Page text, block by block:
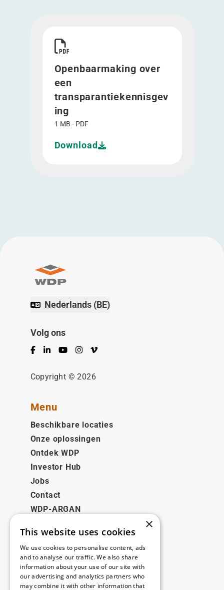
Openbaarmaking over
een
transparantiekennisgev
ing
1 MB - PDF
Download
Nederlands (BE)
Volg ons
Facebook
LinkedInYouTubeInstagram
Vimeo
Copyright © 2026
Menu
Beschikbare locaties
Onze oplossingen
Ontdek WDP
Investor Hub
Jobs
Contact
WDP-ARGAN
Juridisch
Disclaimer
Privacybeleid
Cookie Policy
×
This website uses cookies
We use cookies to personalise content, ads
and to analyse our traffic. We also share
information about your use of our site with
our advertising and analytics partners who
may combine it with other information that